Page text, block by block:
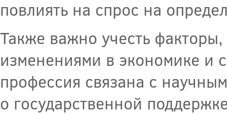
повлиять на спрос на
Также важно учесть
изменениями в экономике и
профессия связана с
о государственной